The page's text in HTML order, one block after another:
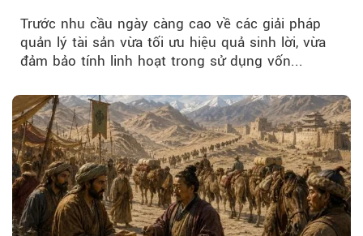
Trước nhu cầu ngày càng cao về các giải pháp
quản lý tài sản vừa tối ưu hiệu quả sinh lời, vừa
đảm bảo tính linh hoạt trong sử dụng vốn...